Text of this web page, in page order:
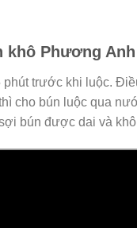
Phương
trước khi luộc.
cho bún luộc qua
bún được dai và